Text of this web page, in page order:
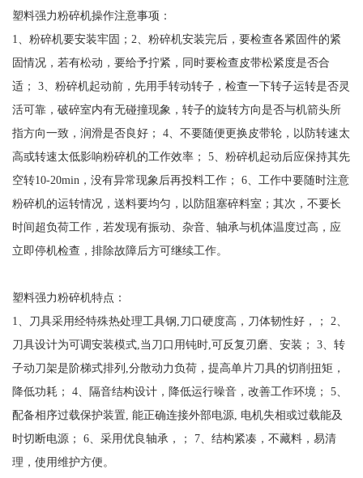
塑料强力粉碎机操作注意事项：
1、粉碎机要安装牢固；2、粉碎机安装完后，要检查各紧固件的紧
固情况，若有松动，要给予拧紧，同时要检查皮带松紧度是否合
适； 3、粉碎机起动前，先用手转动转子，检查一下转子运转是否灵
活可靠，破碎室内有无碰撞现象，转子的旋转方向是否与机箭头所
指方向一致，润滑是否良好； 4、不要随便更换皮带轮，以防转速太
高或转速太低影响粉碎机的工作效率； 5、粉碎机起动后应保持其先
空转10-20min，没有异常现象后再投料工作； 6、工作中要随时注意
粉碎机的运转情况，送料要均匀，以防阻塞碎料室；其次，不要长
时间超负荷工作，若发现有振动、杂音、轴承与机体温度过高，应
立即停机检查，排除故障后方可继续工作。
塑料强力粉碎机特点：
1、刀具采用经特殊热处理工具钢,刀口硬度高，刀体韧性好，； 2、
刀具设计为可调安装模式,当刀口用钝时,可反复刃磨、安装； 3、转
子动刀架是阶梯式排列,分散动力负荷，提高单片刀具的切削扭矩，
降低功耗； 4、隔音结构设计，降低运行噪音，改善工作环境； 5、
配备相序过载保护装置, 能正确连接外部电源, 电机失相或过载能及
时切断电源； 6、采用优良轴承，； 7、结构紧凑，不藏料，易清
理，使用维护方便。